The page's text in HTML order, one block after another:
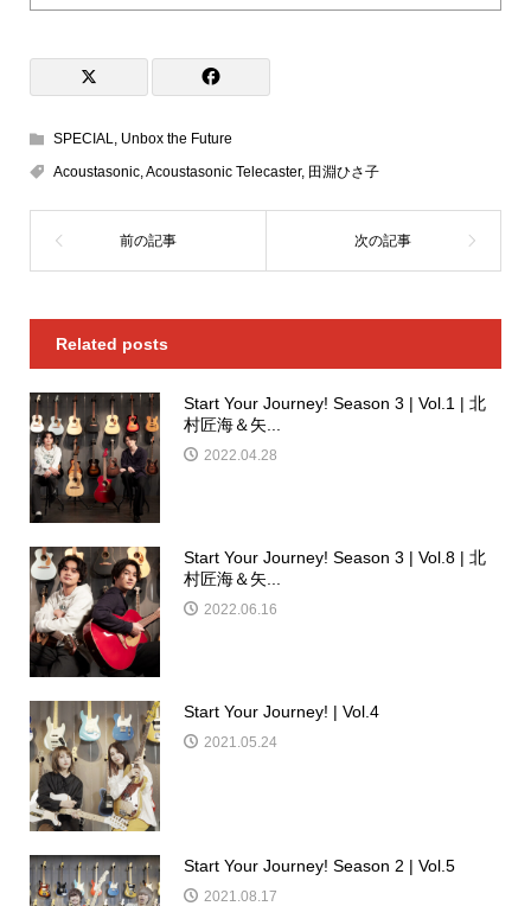
SPECIAL, Unbox the Future
Acoustasonic,Acoustasonic Telecaster, 田淵ひさ子
Related posts
Start Your Journey! Season 3 | Vol.1 | 北
村匠海＆矢...
2022.04.28
Start Your Journey! Season 3 | Vol.8 | 北
村匠海＆矢...
2022.06.16
Start Your Journey! | Vol.4
2021.05.24
Start Your Journey! Season 2 | Vol.5
2021.08.17